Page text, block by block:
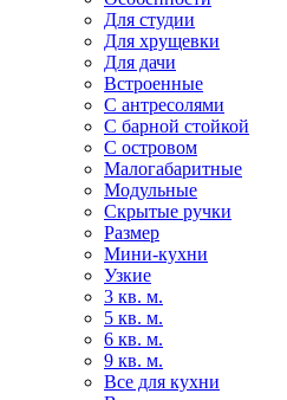
Для студии
Для хрущевки
Для дачи
Встроенные
С антресолями
С барной стойкой
С островом
Малогабаритные
Модульные
Скрытые ручки
Размер
Мини-кухни
Узкие
3 кв. м.
5 кв. м.
6 кв. м.
9 кв. м.
Все для кухни